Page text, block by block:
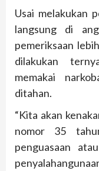
Usai melakukan
langsung di
pemeriksaan
dilakukan
memakai
ditahan.
“Kita akan
nomor 35
penguasaan